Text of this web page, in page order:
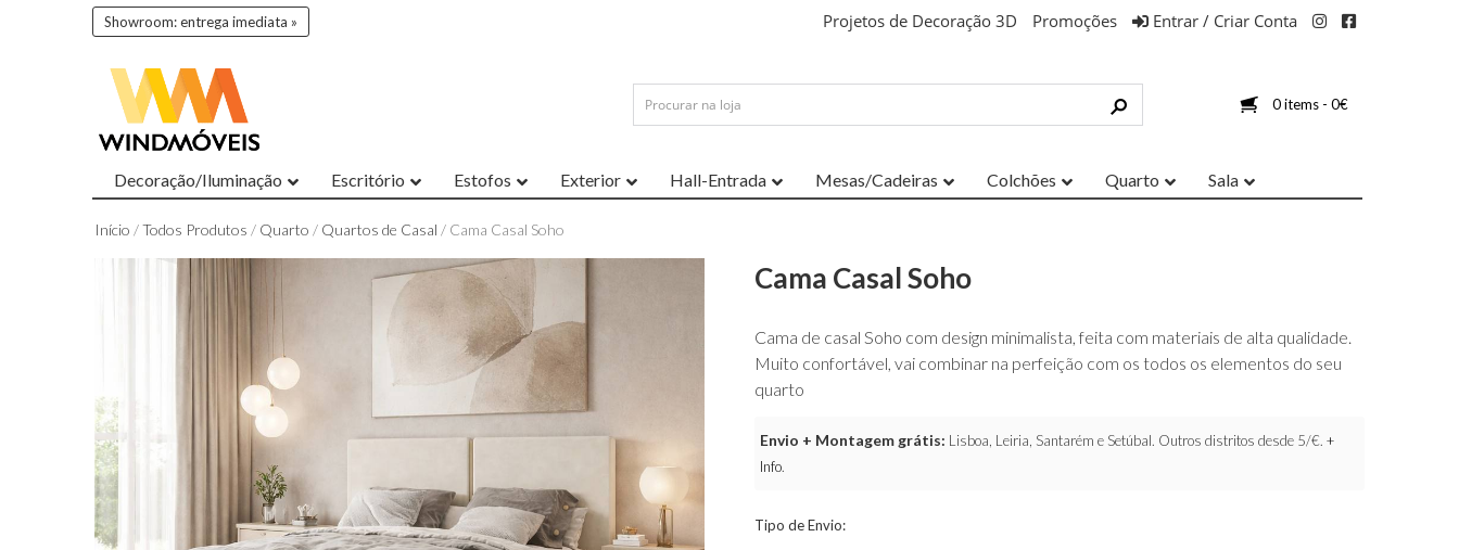
Showroom: entrega imediata » Projetos de Decoração 3D Promoções Entrar / Criar Conta
0 items - 0€
Decoração/Iluminação Escritório Estofos Exterior Hall-Entrada Mesas/Cadeiras Colchões Quarto Sala
Início /Todos Produtos / Quarto / Quartos de Casal / Cama Casal Soho
Cama Casal Soho
Cama de casal Soho com design minimalista, feita com materiais de alta qualidade.
Muito confortável, vai combinar na perfeição com os todos os elementos do seu
quarto
Envio + Montagem grátis: Lisboa, Leiria, Santarém e Setúbal. Outros distritos desde 5/€.+
Info.
Tipo de Envio: